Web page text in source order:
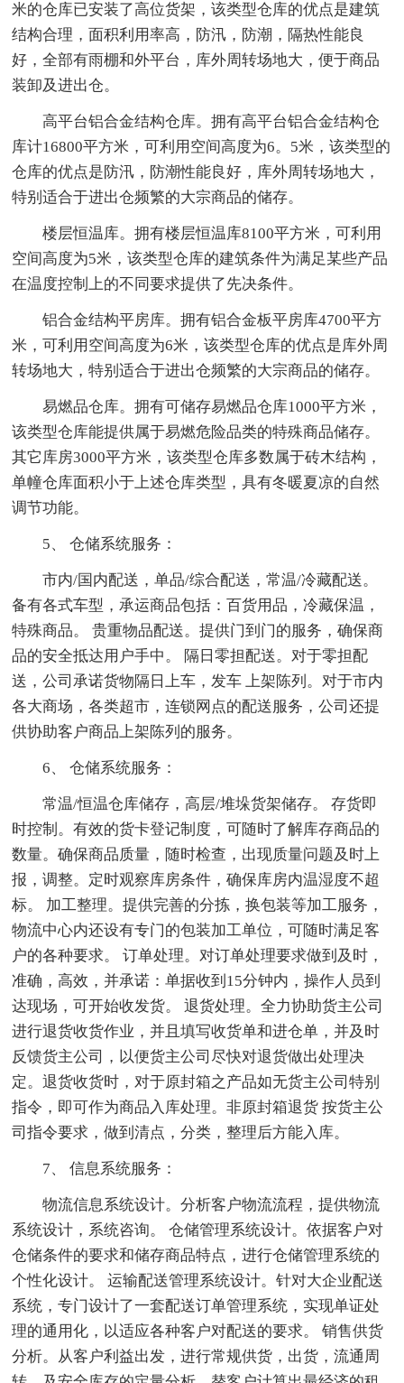
米的仓库已安装了高位货架，该类型仓库的优点是建筑
结构合理，面积利用率高，防汛，防潮，隔热性能良
好，全部有雨棚和外平台，库外周转场地大，便于商品
装卸及进出仓。
高平台铝合金结构仓库。拥有高平台铝合金结构仓
库计16800平方米，可利用空间高度为6。5米，该类型的
仓库的优点是防汛，防潮性能良好，库外周转场地大，
特别适合于进出仓频繁的大宗商品的储存。
楼层恒温库。拥有楼层恒温库8100平方米，可利用
空间高度为5米，该类型仓库的建筑条件为满足某些产品
在温度控制上的不同要求提供了先决条件。
铝合金结构平房库。拥有铝合金板平房库4700平方
米，可利用空间高度为6米，该类型仓库的优点是库外周
转场地大，特别适合于进出仓频繁的大宗商品的储存。
易燃品仓库。拥有可储存易燃品仓库1000平方米，
该类型仓库能提供属于易燃危险品类的特殊商品储存。
其它库房3000平方米，该类型仓库多数属于砖木结构，
单幢仓库面积小于上述仓库类型，具有冬暖夏凉的自然
调节功能。
5、 仓储系统服务：
市内/国内配送，单品/综合配送，常温/冷藏配送。
备有各式车型，承运商品包括：百货用品，冷藏保温，
特殊商品。 贵重物品配送。提供门到门的服务，确保商
品的安全抵达用户手中。 隔日零担配送。对于零担配
送，公司承诺货物隔日上车，发车 上架陈列。对于市内
各大商场，各类超市，连锁网点的配送服务，公司还提
供协助客户商品上架陈列的服务。
6、 仓储系统服务：
常温/恒温仓库储存，高层/堆垛货架储存。 存货即
时控制。有效的货卡登记制度，可随时了解库存商品的
数量。确保商品质量，随时检查，出现质量问题及时上
报，调整。定时观察库房条件，确保库房内温湿度不超
标。 加工整理。提供完善的分拣，换包装等加工服务，
物流中心内还设有专门的包装加工单位，可随时满足客
户的各种要求。 订单处理。对订单处理要求做到及时，
准确，高效，并承诺：单据收到15分钟内，操作人员到
达现场，可开始收发货。 退货处理。全力协助货主公司
进行退货收货作业，并且填写收货单和进仓单，并及时
反馈货主公司，以便货主公司尽快对退货做出处理决
定。退货收货时，对于原封箱之产品如无货主公司特别
指令，即可作为商品入库处理。非原封箱退货 按货主公
司指令要求，做到清点，分类，整理后方能入库。
7、 信息系统服务：
物流信息系统设计。分析客户物流流程，提供物流
系统设计，系统咨询。 仓储管理系统设计。依据客户对
仓储条件的要求和储存商品特点，进行仓储管理系统的
个性化设计。 运输配送管理系统设计。针对大企业配送
系统，专门设计了一套配送订单管理系统，实现单证处
理的通用化，以适应各种客户对配送的要求。 销售供货
分析。从客户利益出发，进行常规供货，出货，流通周